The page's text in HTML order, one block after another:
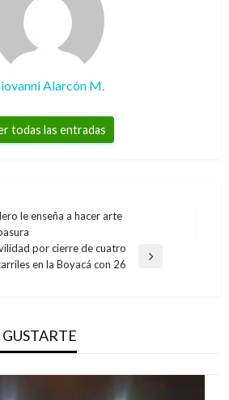
Alarcón M.
todas las entradas
le enseña a hacer arte
por cierre de cuatro
en la Boyacá con 26